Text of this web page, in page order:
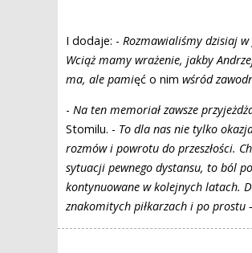
I dodaje: - Rozmawialiśmy dzisiaj
Wciąż mamy wrażenie, jakby
ma, ale pamięć o nim wśród
- Na ten memoriał zawsze
Stomilu. - To dla nas nie tylko
rozmów i powrotu do przeszłości.
sytuacji pewnego dystansu, to ból
kontynuowane w kolejnych latach.
znakomitych piłkarzach i po prostu